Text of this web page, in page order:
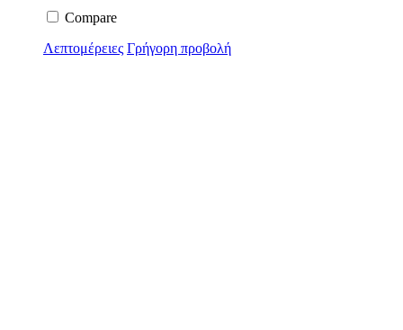
Compare
Λεπτομέρειες Γρήγορη προβολή